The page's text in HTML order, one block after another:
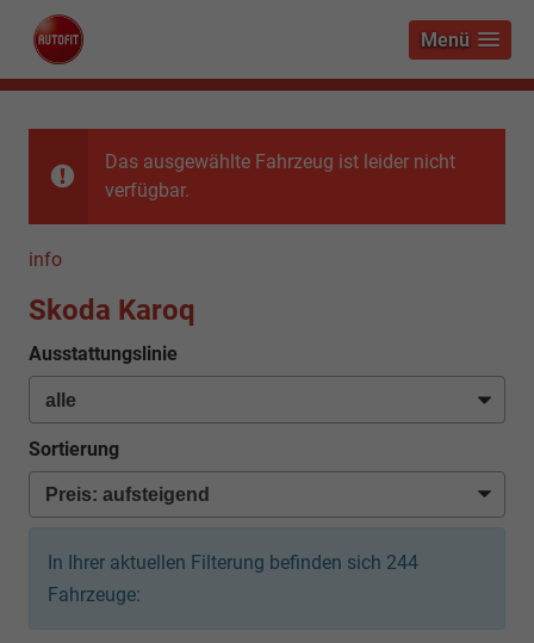
Menü
Das ausgewählte Fahrzeug ist leider nicht
verfügbar.
info
Skoda Karoq
Ausstattungslinie
Sortierung
In Ihrer aktuellen Filterung befinden sich 244
Fahrzeuge: